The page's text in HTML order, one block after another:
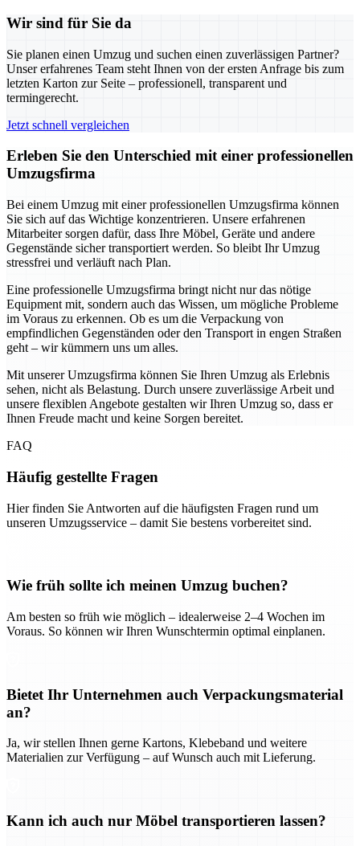
Wir sind für Sie da
Sie planen einen Umzug und suchen einen zuverlässigen Partner?
Unser erfahrenes Team steht Ihnen von der ersten Anfrage bis zum
letzten Karton zur Seite – professionell, transparent und
termingerecht.
Jetzt schnell vergleichen
Erleben Sie den Unterschied mit einer professionellen
Umzugsfirma
Bei einem Umzug mit einer professionellen Umzugsfirma können
Sie sich auf das Wichtige konzentrieren. Unsere erfahrenen
Mitarbeiter sorgen dafür, dass Ihre Möbel, Geräte und andere
Gegenstände sicher transportiert werden. So bleibt Ihr Umzug
stressfrei und verläuft nach Plan.
Eine professionelle Umzugsfirma bringt nicht nur das nötige
Equipment mit, sondern auch das Wissen, um mögliche Probleme
im Voraus zu erkennen. Ob es um die Verpackung von
empfindlichen Gegenständen oder den Transport in engen Straßen
geht – wir kümmern uns um alles.
Mit unserer Umzugsfirma können Sie Ihren Umzug als Erlebnis
sehen, nicht als Belastung. Durch unsere zuverlässige Arbeit und
unsere flexiblen Angebote gestalten wir Ihren Umzug so, dass er
Ihnen Freude macht und keine Sorgen bereitet.
FAQ
Häufig gestellte Fragen
Hier finden Sie Antworten auf die häufigsten Fragen rund um
unseren Umzugsservice – damit Sie bestens vorbereitet sind.
Wie früh sollte ich meinen Umzug buchen?
Am besten so früh wie möglich – idealerweise 2–4 Wochen im
Voraus. So können wir Ihren Wunschtermin optimal einplanen.
Bietet Ihr Unternehmen auch Verpackungsmaterial
an?
Ja, wir stellen Ihnen gerne Kartons, Klebeband und weitere
Materialien zur Verfügung – auf Wunsch auch mit Lieferung.
Kann ich auch nur Möbel transportieren lassen?